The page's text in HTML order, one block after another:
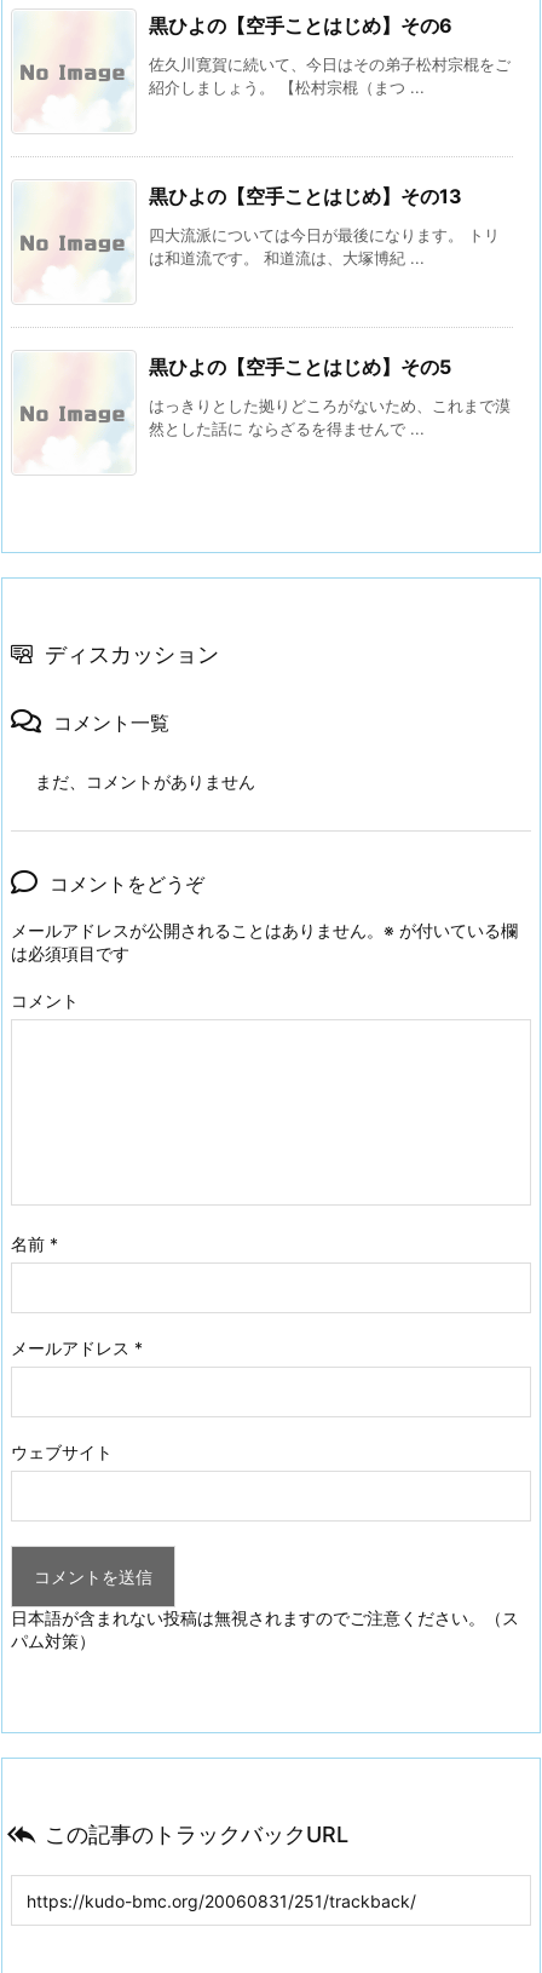
黒ひよの【空手ことはじめ】その6
佐久川寛賀に続いて、今日はその弟子松村宗棍をご
紹介しましょう。 【松村宗棍（まつ ...
黒ひよの【空手ことはじめ】その13
四大流派については今日が最後になります。 トリ
は和道流です。 和道流は、大塚博紀 ...
黒ひよの【空手ことはじめ】その5
はっきりとした拠りどころがないため、これまで漠
然とした話に ならざるを得ませんで ...
ディスカッション
コメント一覧
まだ、コメントがありません
コメントをどうぞ
メールアドレスが公開されることはありません。 ※ が付いている欄
は必須項目です
コメント
名前 *
メールアドレス *
ウェブサイト
日本語が含まれない投稿は無視されますのでご注意ください。（ス
パム対策）
 この記事のトラックバックURL